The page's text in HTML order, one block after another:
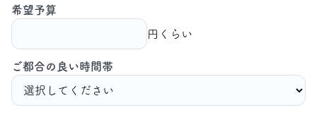
希望予算
円くらい
ご都合の良い時間帯